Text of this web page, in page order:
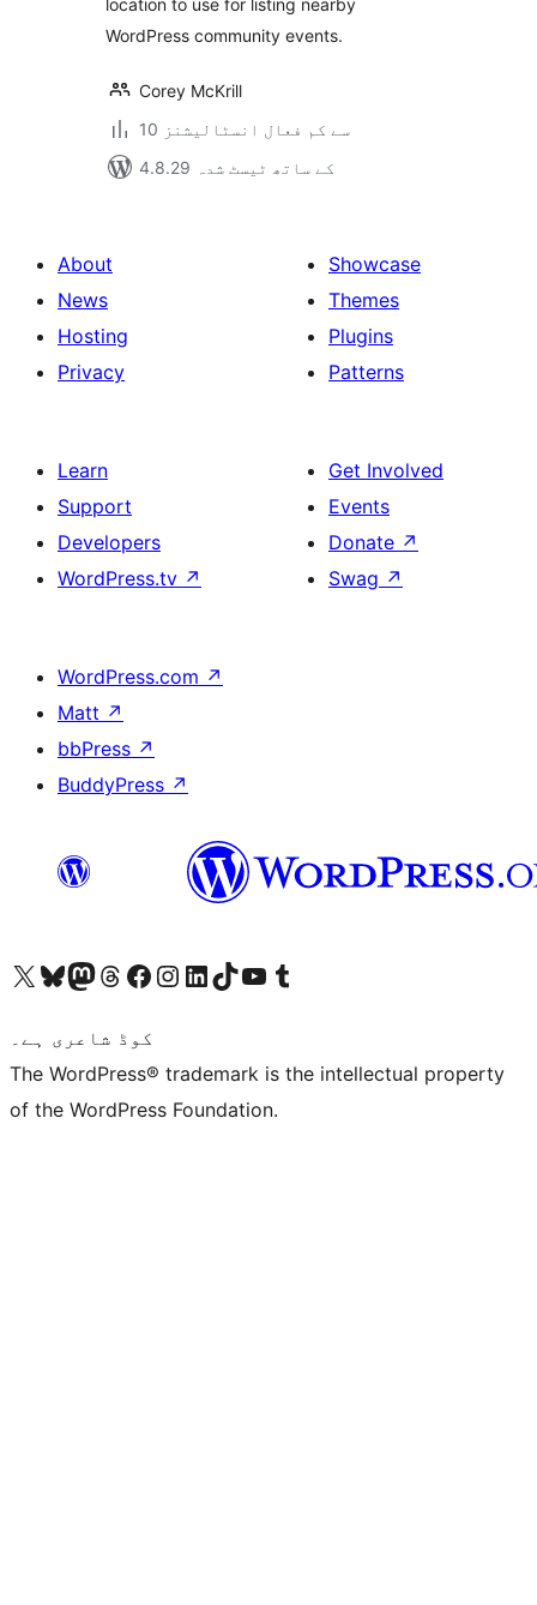
location to use for listing nearby
WordPress community events.
Corey McKrill
10 سے کم فعال انسٹالیشنز
4.8.29 کے ساتھ ٹیسٹ شدہ
About
News
Hosting
Privacy
Showcase
Themes
Plugins
Patterns
Learn
Support
Developers
WordPress.tv ↗
Get Involved
Events
Donate ↗
Swag ↗
WordPress.com ↗
Matt ↗
bbPress ↗
BuddyPress ↗
Visit our X (formerly Twitter) account
ہمارے بلیواسکائی اکاؤنٹ پر جائیں
Visit our Mastodon account
ہمارے ٹھریڈز اکاؤنٹ پر جائیں
Visit our Facebook page
Visit our Instagram account
Visit our LinkedIn account
ہمارے ٹک ٹاک اکاؤنٹ پر جائیں
Visit our YouTube channel
ہمارے ٹمبلر اکاؤنٹ پر جائیں
کوڈ شاعری ہے۔
The WordPress® trademark is the intellectual property
of the WordPress Foundation.